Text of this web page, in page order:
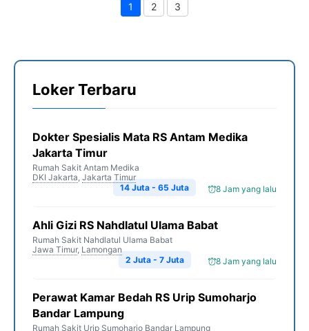
Page
1 Page
2 3
Loker Terbaru
Dokter Spesialis Mata RS Antam Medika
Jakarta Timur
Rumah Sakit Antam Medika
DKI Jakarta, Jakarta Timur
8 Jam yang lalu
14 Juta - 65 Juta
Ahli Gizi RS Nahdlatul Ulama Babat
Rumah Sakit Nahdlatul Ulama Babat
Jawa Timur, Lamongan
8 Jam yang lalu
2 Juta - 7 Juta
Perawat Kamar Bedah RS Urip Sumoharjo
Bandar Lampung
Rumah Sakit Urip Sumoharjo Bandar Lampung